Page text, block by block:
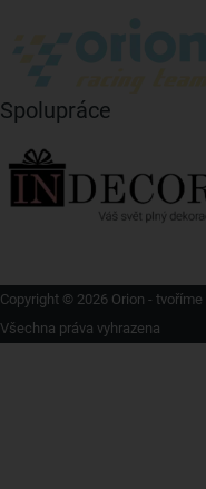
Spolupráce
Copyright © 2026 Orion -
Všechna práva vyhrazena